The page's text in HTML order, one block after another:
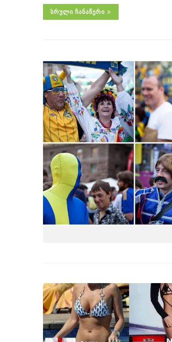
ᲡᲠᲣᲚᲘ ᲩᲐᲜᲐᲬᲔᲠᲘ